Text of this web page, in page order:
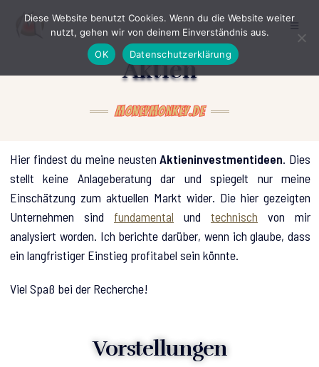
Aktien
MoneyMonkey.de
Hier findest du meine neustenAktieninvestmentideen. Dies
stellt keine Anlageberatung dar und spiegelt nur meine
Einschätzung zum aktuellen Markt wider. Die hier gezeigten
Unternehmen sind fundamental und technisch von mir
analysiert worden. Ich berichte darüber, wenn ich glaube, dass
ein langfristiger Einstieg profitabel sein könnte.
Viel Spaß bei der Recherche!
Vorstellungen
Diese Website benutzt Cookies. Wenn du die Website weiter
nutzt, gehen wir von deinem Einverständnis aus.
OK
Datenschutzerklärung